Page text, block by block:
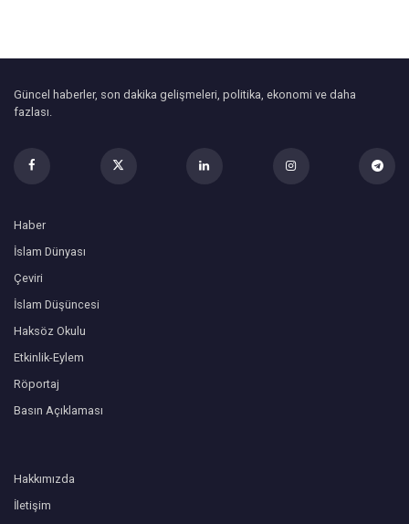
Güncel haberler, son dakika gelişmeleri, politika, ekonomi ve daha
fazlası.
Haber
İslam Dünyası
Çeviri
İslam Düşüncesi
Haksöz Okulu
Etkinlik-Eylem
Röportaj
Basın Açıklaması
Hakkımızda
İletişim